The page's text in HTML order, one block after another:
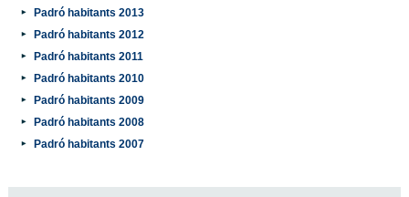
Padró habitants 2013
Padró habitants 2012
Padró habitants 2011
Padró habitants 2010
Padró habitants 2009
Padró habitants 2008
Padró habitants 2007